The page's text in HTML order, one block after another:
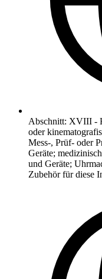
Abschnitt: XVIII -
oder
Mess-, Prüf- oder
Geräte;
und Geräte;
Zubehör für diese